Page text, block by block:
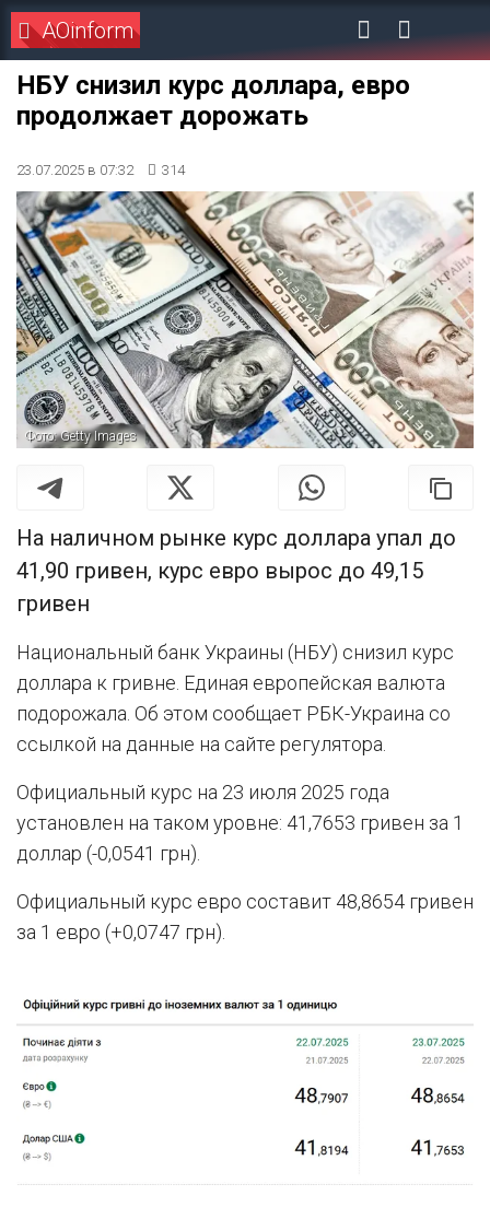
AOinform
НБУ снизил курс доллара, евро
продолжает дорожать
23.07.2025 в 07:32 314
Фото: Getty Images
На наличном рынке курс доллара упал до
41,90 гривен, курс евро вырос до 49,15
гривен
Национальный банк Украины (НБУ) снизил курс
доллара к гривне. Единая европейская валюта
подорожала. Об этом сообщает РБК-Украина со
ссылкой на данные на сайте регулятора.
Официальный курс на 23 июля 2025 года
установлен на таком уровне: 41,7653 гривен за 1
доллар (-0,0541 грн).
Официальный курс евро составит 48,8654 гривен
за 1 евро (+0,0747 грн).